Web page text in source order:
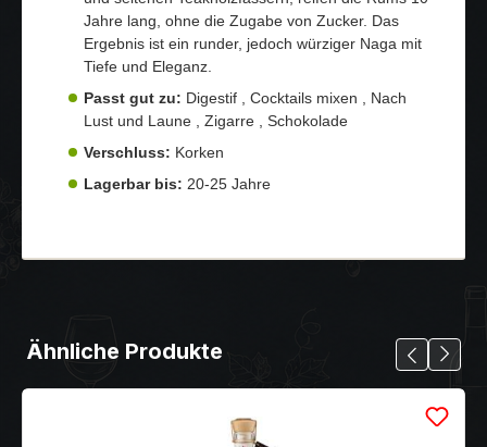
Jahre lang, ohne die Zugabe von Zucker. Das
Ergebnis ist ein runder, jedoch würziger Naga mit
Tiefe und Eleganz.
Passt gut zu: Digestif , Cocktails mixen , Nach
Lust und Laune , Zigarre , Schokolade
Verschluss: Korken
Lagerbar bis: 20-25 Jahre
Ähnliche Produkte